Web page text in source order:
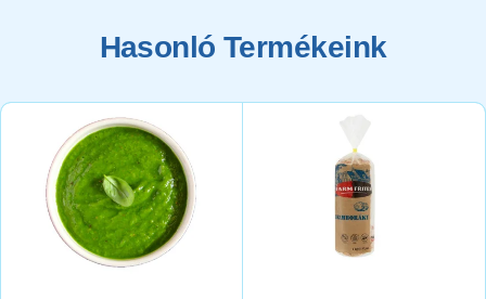
Hasonló Termékeink